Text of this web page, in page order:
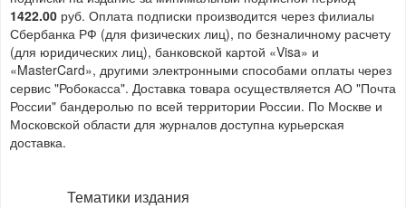
1422.00 руб. Оплата подписки производится через филиалы
Сбербанка РФ (для физических лиц), по безналичному расчету
(для юридических лиц), банковской картой «Visa» и
«MasterCard», другими электронными способами оплаты через
сервис "Робокасса". Доставка товара осуществляется АО "Почта
России" бандеролью по всей территории России. По Москве и
Московской области для журналов доступна курьерская
доставка.
Тематики издания